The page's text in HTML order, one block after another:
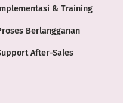
& Training
Berlangganan
After-Sales